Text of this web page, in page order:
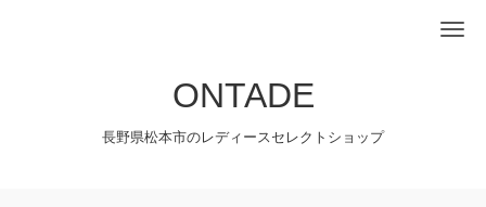
ONTADE
長野県松本市のレディースセレクトショップ